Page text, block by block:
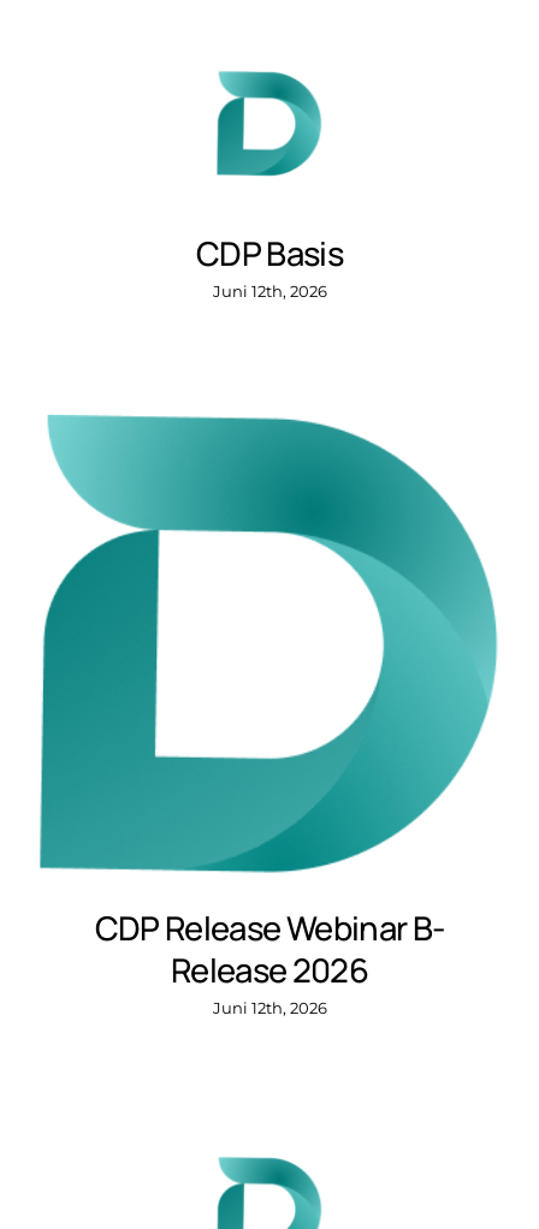
CDP Basis
Juni 12th, 2026
CDP Release Webinar B-
Release 2026
Juni 12th, 2026